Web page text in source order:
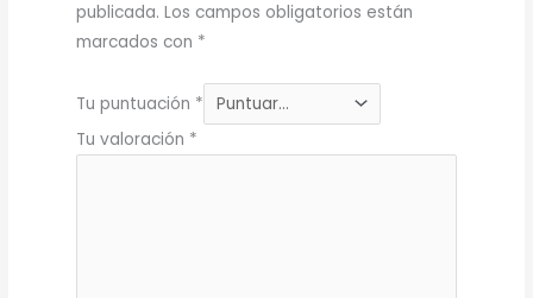
publicada. Los campos obligatorios están
marcados con *
Tu puntuación *
Tu valoración *